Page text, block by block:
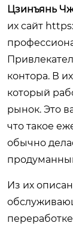
Цзинъянь
их сайт
контора. В
который
рынок. Это
что такое
обычно
Из их
переработке